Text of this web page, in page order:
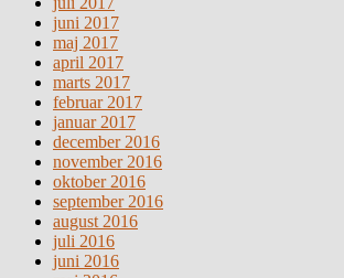
juni 2017
maj 2017
april 2017
marts 2017
februar 2017
januar 2017
december 2016
november 2016
oktober 2016
september 2016
august 2016
juli 2016
juni 2016